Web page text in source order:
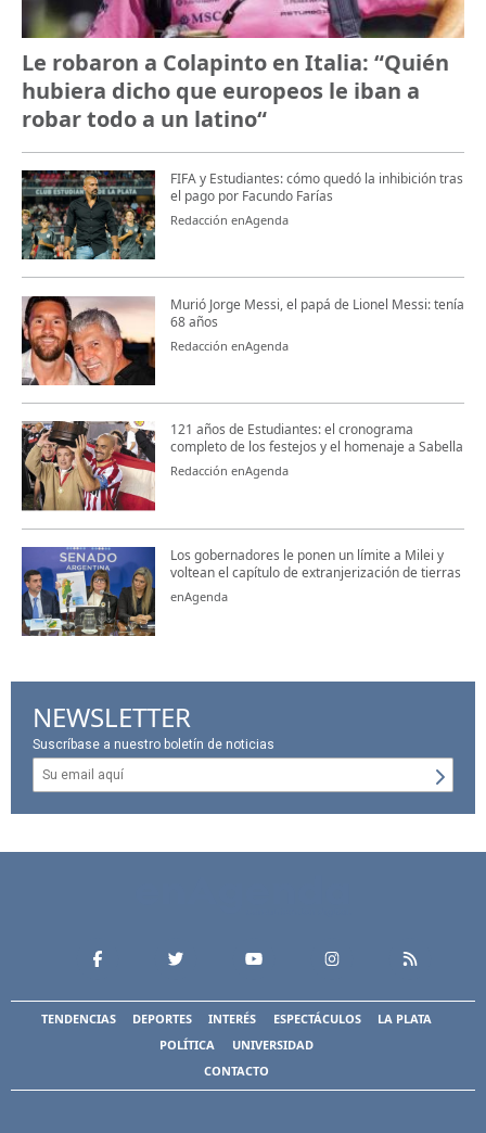
Le robaron a Colapinto en Italia: “Quién
hubiera dicho que europeos le iban a
robar todo a un latino“
FIFA y Estudiantes: cómo quedó la inhibición tras
el pago por Facundo Farías
Redacción enAgenda
Murió Jorge Messi, el papá de Lionel Messi: tenía
68 años
Redacción enAgenda
121 años de Estudiantes: el cronograma
completo de los festejos y el homenaje a Sabella
Redacción enAgenda
Los gobernadores le ponen un límite a Milei y
voltean el capítulo de extranjerización de tierras
enAgenda
NEWSLETTER
Suscríbase a nuestro boletín de noticias
TENDENCIAS DEPORTES INTERÉS ESPECTÁCULOS
LA PLATA
POLÍTICA
UNIVERSIDAD
CONTACTO